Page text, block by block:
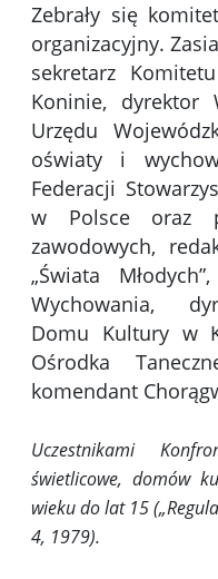
Zebrały się
organizacyjny.
sekretarz
Koninie, dyrektor
Urzędu
oświaty i
Federacji
w Polsce oraz
zawodowych,
„Świata
Wychowania,
Domu Kultury w
Ośrodka
komendant
Uczestnikami
świetlicowe, domów
wieku do lat 15
4, 1979).